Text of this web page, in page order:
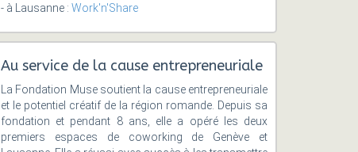
- à Lausanne : Work'n'Share
Au service de la cause entrepreneuriale
La Fondation Muse soutient la cause entrepreneuriale
et le potentiel créatif de la région romande. Depuis sa
fondation et pendant 8 ans, elle a opéré les deux
premiers espaces de coworking de Genève et